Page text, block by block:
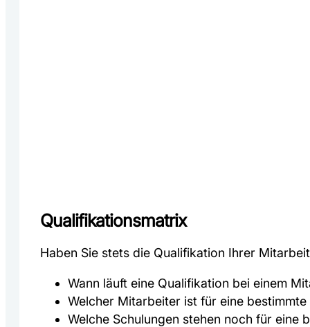
Qualifikationsmatrix
Haben Sie stets die Qualifikation Ihrer
Wann läuft eine Qualifikation bei einem
Welcher Mitarbeiter ist für eine
Welche Schulungen stehen noch für eine